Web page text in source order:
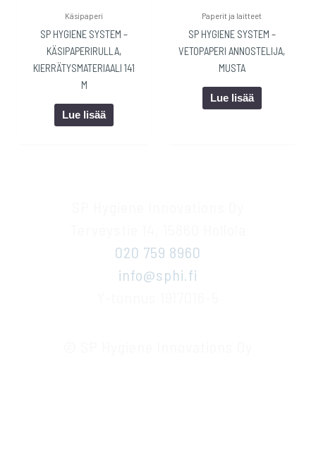
Käsipaperi
SP HYGIENE SYSTEM –
KÄSIPAPERIRULLA,
KIERRÄTYSMATERIAALI 141
M
Lue lisää
Paperit ja laitteet
SP HYGIENE SYSTEM –
VETOPAPERI ANNOSTELIJA,
MUSTA
Lue lisää
020 759 8960
info@sphi.fi